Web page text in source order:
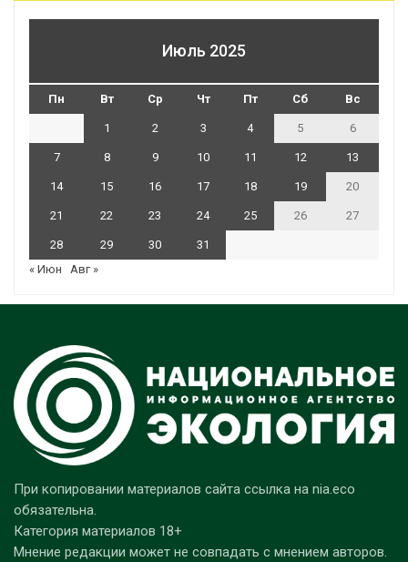
Июль 2025
Пн Вт Ср Чт Пт Сб Вс
1 2 3 4 5 6
7 8 9 10 11 12 13
14 15 16 17 18 19 20
21 22 23 24 25 26 27
28 29 30
31
« Июн
Авг »
При копировании материалов сайта ссылка на nia.eco
обязательна.
Категория материалов 18+
Мнение редакции может не совпадать с мнением авторов.